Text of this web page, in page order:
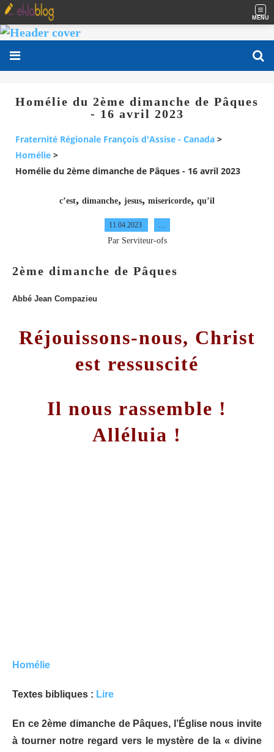
MENU
Homélie du 2ème dimanche de Pâques
- 16 avril 2023
Fraternité Régionale François d'Assise - Canada >
Homélie >
Homélie du 2ème dimanche de Pâques - 16 avril 2023
c’est, dimanche, jesus, misericorde, qu’il
11.04.2023
Par Serviteur-ofs
2ème dimanche de Pâques
Abbé Jean Compazieu
Réjouissons-nous, Christ
est ressuscité
Il nous rassemble !
Alléluia !
Homélie
Textes bibliques : Lire
En ce 2ème dimanche de Pâques, l’Église nous invite
à tourner notre regard vers le mystère de la « divine